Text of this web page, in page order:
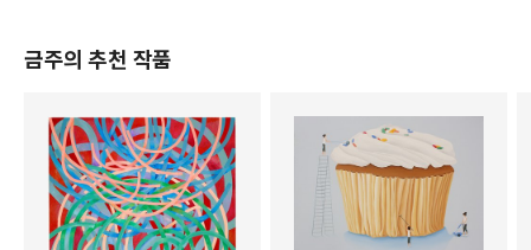
금주의 추천 작품